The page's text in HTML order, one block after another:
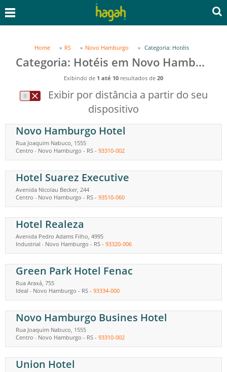
Home RS Novo Hamburgo Categoria: Hotéis
Categoria: Hotéis em Novo Hamburgo, RS
Exibindo de 1 até 10 resultados de 20
Exibir por distância a partir do seu
dispositivo
Novo Hamburgo Hotel
Rua Joaquim Nabuco, 1555
Centro - Novo Hamburgo - RS - 93310-002
Hotel Suarez Executive
Avenida Nicolau Becker, 244
Centro - Novo Hamburgo - RS - 93510-060
Hotel Realeza
Avenida Pedro Adams Filho, 4995
Industrial - Novo Hamburgo - RS - 93320-006
Green Park Hotel Fenac
Rua Araxá, 755
Ideal - Novo Hamburgo - RS - 93334-000
Novo Hamburgo Busines Hotel
Rua Joaquim Nabuco, 1555
Centro - Novo Hamburgo - RS - 93310-002
Union Hotel